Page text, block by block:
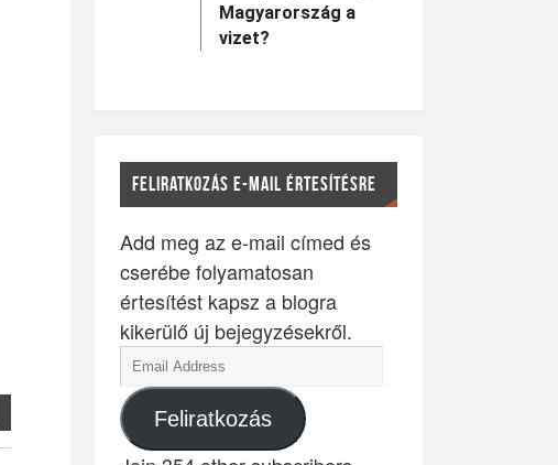
Magyarország a
vizet?
FELIRATKOZÁS E-MAIL ÉRTESÍTÉSRE
Add meg az e-mail címed és
cserébe folyamatosan
értesítést kapsz a blogra
kikerülő új bejegyzésekről.
Feliratkozás